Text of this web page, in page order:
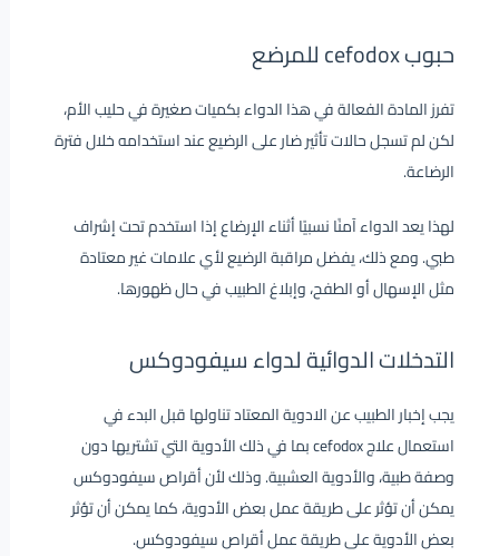
حبوب cefodox للمرضع
تفرز المادة الفعالة في هذا الدواء بكميات صغيرة في حليب الأم،
لكن لم تسجل حالات تأثير ضار على الرضيع عند استخدامه خلال فترة
الرضاعة.
لهذا يعد الدواء آمنًا نسبيًا أثناء الإرضاع إذا استخدم تحت إشراف
طبي. ومع ذلك، يفضل مراقبة الرضيع لأي علامات غير معتادة
مثل الإسهال أو الطفح، وإبلاغ الطبيب في حال ظهورها.
التدخلات الدوائية لدواء سيفودوكس
يجب إخبار الطبيب عن الادوية المعتاد تناولها قبل البدء في
استعمال علاج cefodox بما في ذلك
الأدوية التي تشتريها دون
وصفة طبية، والأدوية العشبية. وذلك لأن أقراص سيفودوكس
يمكن أن تؤثر على طريقة عمل بعض الأدوية، كما يمكن أن تؤثر
بعض الأدوية على طريقة عمل أقراص سيفودوكس.